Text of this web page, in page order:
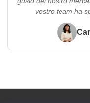
vostro team ha
chiaramente e i
nostra regione. Sono
prodotti in Brasile: